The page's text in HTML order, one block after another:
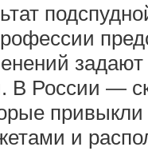
В России —
и